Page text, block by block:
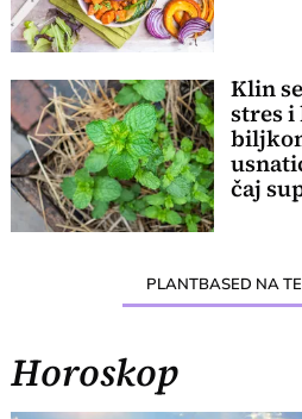
Klin
stres i
čaj
PLANTBASED NA
Horoskop